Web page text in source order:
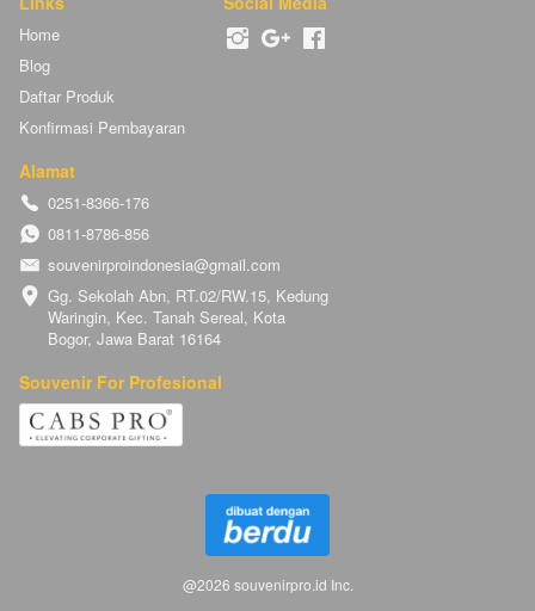
Home
Blog
Daftar Produk
Konfirmasi Pembayaran
Alamat
0251-8366-176
0811-8786-856
souvenirproindonesia@gmail.com
Gg. Sekolah Abn, RT.02/RW.15, Kedung
Waringin, Kec. Tanah Sereal, Kota
Bogor, Jawa Barat 16164
Souvenir For Profesional
@2026 souvenirpro.id Inc.